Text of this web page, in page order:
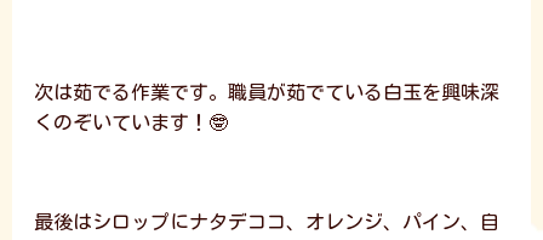
次は茹でる作業です。職員が茹でている白玉を興味深
くのぞいています！🤓
最後はシロップにナタデココ、オレンジ、パイン、自